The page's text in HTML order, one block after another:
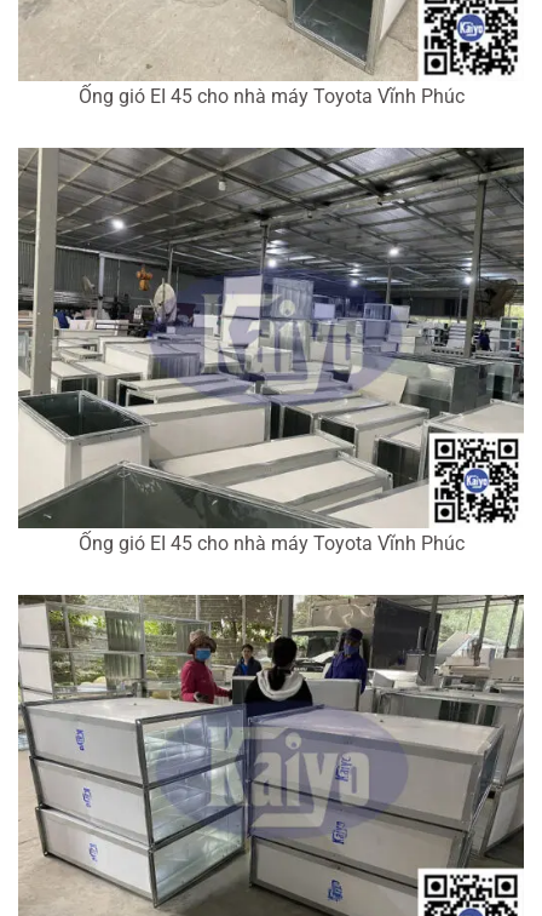
Ống gió EI 45 cho nhà máy Toyota Vĩnh Phúc
Ống gió EI 45 cho nhà máy Toyota Vĩnh Phúc